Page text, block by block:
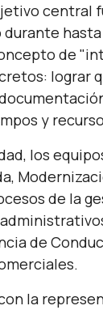
central
de
lograr
y
los
de la
de
la